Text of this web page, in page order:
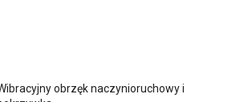
obrzęk naczynioruchowy i